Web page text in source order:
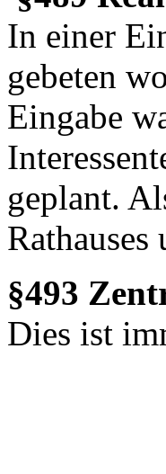
In einer
gebeten
Eingabe
geplant.
§493
Dies ist